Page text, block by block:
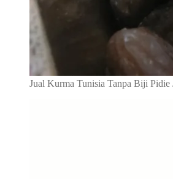
Jual Kurma Tunisia Tanpa Biji